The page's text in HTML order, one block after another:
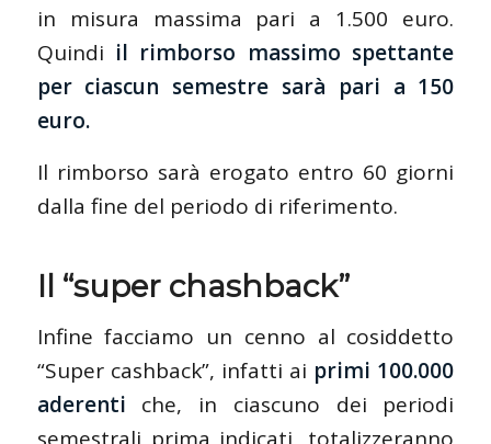
in misura massima pari a 1.500 euro.
Quindi il rimborso massimo spettante
per ciascun semestre sarà pari a 150
euro.
Il rimborso sarà erogato entro 60 giorni
dalla fine del periodo di riferimento.
Il “super chashback”
Infine facciamo un cenno al cosiddetto
“Super cashback”, infatti ai primi 100.000
aderenti che, in ciascuno dei periodi